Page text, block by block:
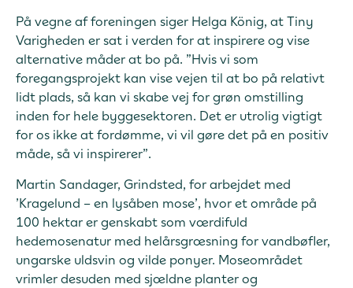
På vegne af foreningen siger Helga König, at Tiny
Varigheden er sat i verden for at inspirere og vise
alternative måder at bo på. ”Hvis vi som
foregangsprojekt kan vise vejen til at bo på relativt
lidt plads, så kan vi skabe vej for grøn omstilling
inden for hele byggesektoren. Det er utrolig vigtigt
for os ikke at fordømme, vi vil gøre det på en positiv
måde, så vi inspirerer”.
Martin Sandager, Grindsted, for arbejdet med
’Kragelund – en lysåben mose’, hvor et område på
100 hektar er genskabt som værdifuld
hedemosenatur med helårsgræsning for vandbøfler,
ungarske uldsvin og vilde ponyer. Moseområdet
vrimler desuden med sjældne planter og